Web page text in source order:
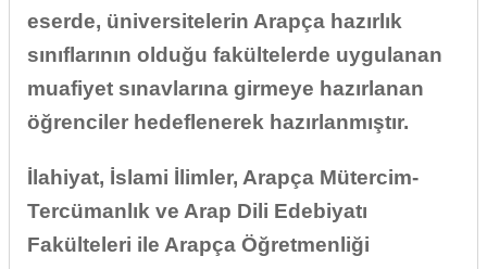
eserde, üniversitelerin Arapça hazırlık
sınıflarının olduğu fakültelerde uygulanan
muafiyet sınavlarına girmeye hazırlanan
öğrenciler hedeflenerek hazırlanmıştır.
İlahiyat, İslami İlimler, Arapça Mütercim-
Tercümanlık ve Arap Dili Edebiyatı
Fakülteleri ile Arapça Öğretmenliği